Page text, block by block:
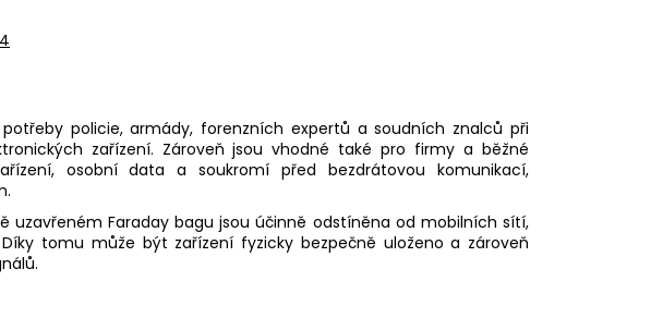
policie, armády, forenzních expertů a soudních znalců při
zařízení. Zároveň jsou vhodné také pro firmy a běžné
osobní data a soukromí před bezdrátovou komunikací,
uzavřeném Faraday bagu jsou účinně odstíněna od mobilních sítí,
Díky tomu může být zařízení fyzicky bezpečně uloženo a zároveň